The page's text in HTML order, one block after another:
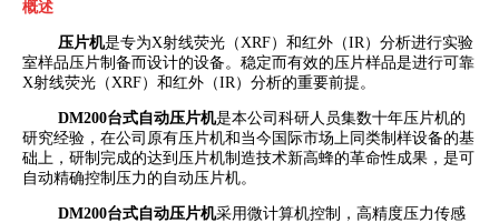
概述
压片机是专为X射线荧光（XRF）和红外（IR ）分析进行实验
室样品压片制备而设计的设备。稳定而有效的压片样品是进行可靠
X射线荧光（XRF）和红外（IR ）分析的重要前提。
DM200台式自动压片机是本公司科研人员集数十年压片机的
研究经验，在公司原有压片机和当今国际市场上同类制样设备的基
础上，研制完成的达到压片机制造技术新高蜂的革命性成果，是可
自动精确控制压力的自动压片机。
DM200台式自动压片机采用微计算机控制，高精度压力传感